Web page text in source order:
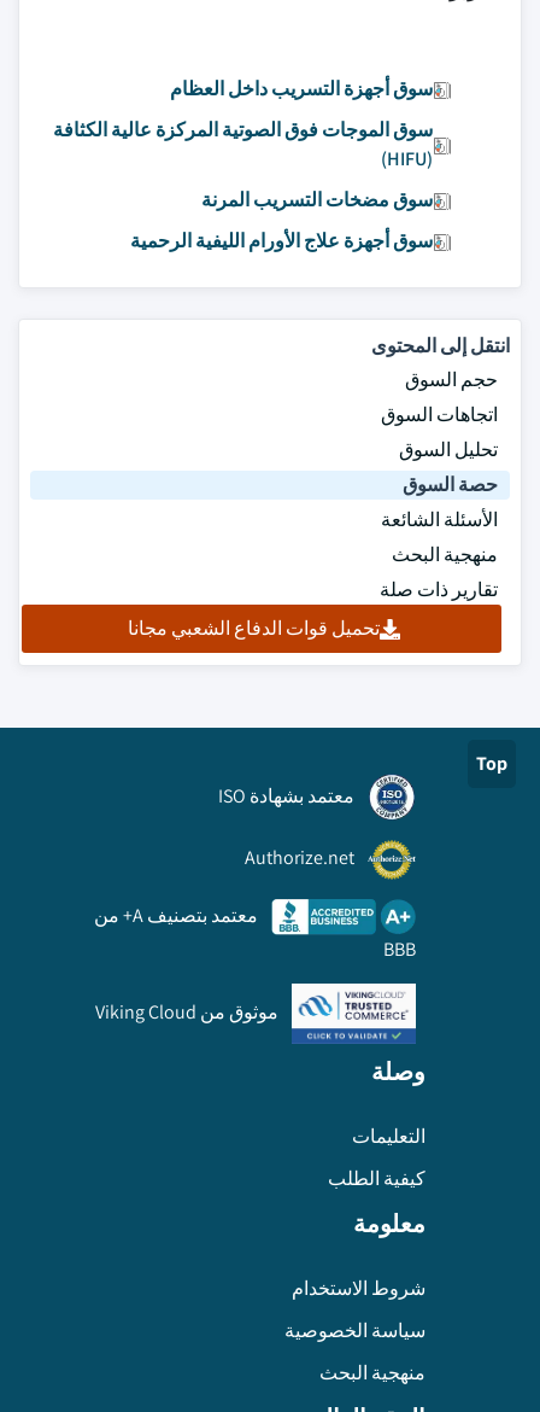
سوق أجهزة التسريب داخل العظام
سوق الموجات فوق الصوتية المركزة عالية الكثافة
(HIFU)
سوق مضخات التسريب المرنة
سوق أجهزة علاج الأورام الليفية الرحمية
انتقل إلى المحتوى
حجم السوق
اتجاهات السوق
تحليل السوق
حصة السوق
الأسئلة الشائعة
منهجية البحث
تقارير ذات صلة
تحميل قوات الدفاع الشعبي مجانا
Top
معتمد بشهادة ISO
Authorize.net
معتمد بتصنيف A+ من
BBB
موثوق من Viking Cloud
وصلة
التعليمات
كيفية الطلب
معلومة
شروط الاستخدام
سياسة الخصوصية
منهجية البحث